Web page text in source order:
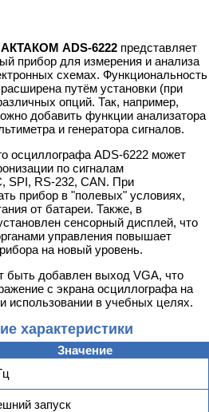
ADS-6222 представляет
прибор для измерения и анализа
схемах. Функциональность
путём установки (при
опций. Так, например,
добавить функции анализатора
и генератора сигналов.
осциллографа ADS-6222 может
по сигналам
SPI, RS-232, CAN. При
прибор в "полевых" условиях,
от батареи. Также, в
сенсорный дисплей, что
управления повышает
на новый уровень.
быть добавлен выход VGA, что
с экрана осциллографа на
использовании в учебных целях.
характеристики
Значение
запуск